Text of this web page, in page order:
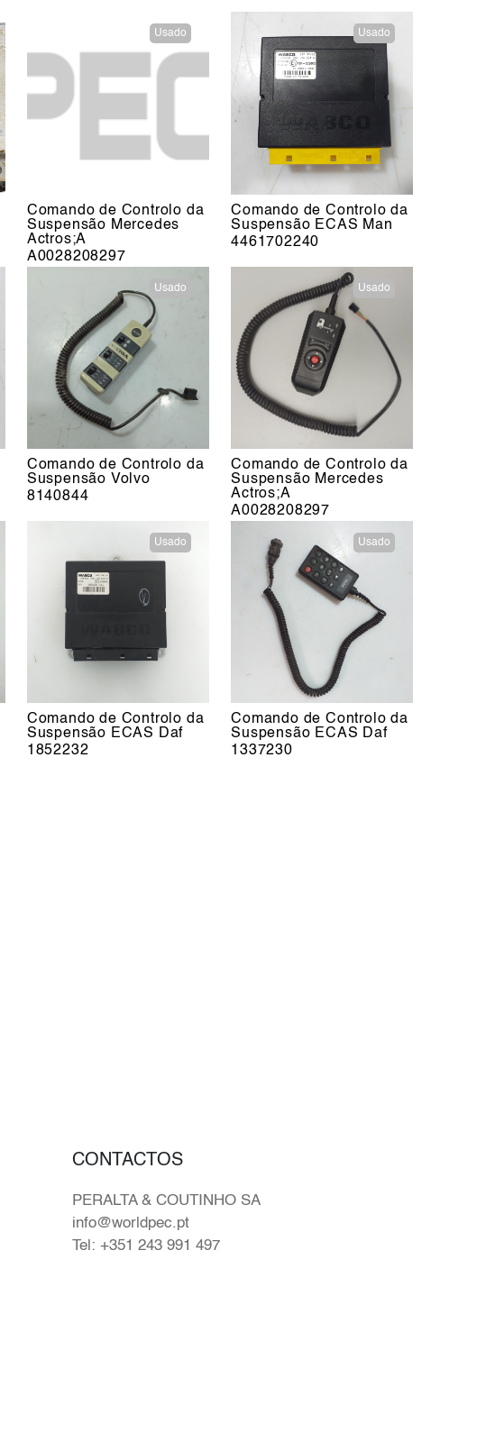
Usado
Comando de Controlo da
Suspensão Mercedes
Actros;A
A0028208297
Usado
Comando de Controlo da
Suspensão ECAS Man
4461702240
Usado
Comando de Controlo da
Suspensão Volvo
8140844
Usado
Comando de Controlo da
Suspensão Mercedes
Actros;A
A0028208297
Usado
Comando de Controlo da
Suspensão ECAS Daf
1852232
Usado
Comando de Controlo da
Suspensão ECAS Daf
1337230
CONTACTOS
PERALTA & COUTINHO SA
info@worldpec.pt
Tel: +351 243 991 497